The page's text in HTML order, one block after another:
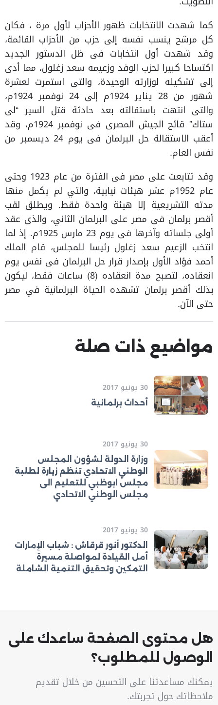
كما شهدت الانتخابات ظهور الأحزاب لأول مرة ، فكان
كل مرشح ينسب نفسه إلى حزب من الأحزاب القائمة،
وقد شهدت أول انتخابات فى ظل الدستور الجديد
اكتساحا كبيرا لحزب الوفد وزعيمه سعد زغلول، مما أدى
إلى تشكيله لوزارته الوحيدة، والتى استمرت لعشرة
شهور من 28 يناير 1924م إلى 24 نوفمبر 1924م،
والتى انتهت باستقالته بعد حادثة قتل السير “لى
ستاك” قائح الجيش المصرى فى نوفمبر 1924م، وقد
أعقب الاستقالة حل البرلمان فى يوم 24 ديسمبر من
نفس العام.
وقد تتابعت على مصر فى الفترة من عام 1923 وحتى
عام 1952م عشر هيئات نيابية، والتي لم يكمل منها
مدته التشريعية إلا هيئة واحدة فقط. ويطلق لقب
أقصر برلمان فى مصر على البرلمان الثاني، والذى عقد
أولى جلساته وآخرها فى يوم 23 مارس 1925م. إذ لما
انتخب الزعيم سعد زغلول رئيسا للمجلس، قام الملك
أحمد فؤاد الأول بإصدار قرار حل البرلمان فى نفس يوم
انعقاده، لتصبح مدة انعقاده (8) ساعات فقط، ليكون
بذلك أقصر برلمان تشهده الحياة البرلمانية في مصر
حتى الآن.
مواضيع ذات صلة
30 يونيو 2017
أحداث برلمانية
30 يونيو 2017
وزارة الدولة لشؤون المجلس
الوطني الاتحادي تنظم زيارة لطلبة
مجلس ابوظبي للتعليم الى
مجلس الوطني الاتحادي
30 يونيو 2017
الدكتور أنور قرقاش : شباب الإمارات
أمل القيادة لمواصلة مسيرة
التمكين وتحقيق التنمية الشاملة
هل محتوى الصفحة ساعدك على
الوصول للمطلوب؟
يمكنك مساعدتنا على التحسين من خلال تقديم
ملاحظاتك حول تجربتك.